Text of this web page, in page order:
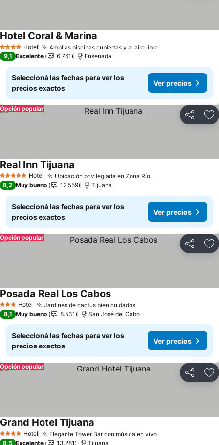
4 EstrellasHotel Amplias piscinas cubiertas y al aire libre
Hotel Coral & Marina
9,1 Excelente 6.761 Ensenada
Seleccioná las fechas para ver los
precios exactos
Ver precios
Compartir
Opción popular
5 Estrellas Hotel Ubicación privilegiada en Zona Río
Real Inn Tijuana
8,2 Muy bueno 12.559 Tijuana
Seleccioná las fechas para ver los
precios exactos
Ver precios
Compartir
Opción popular
3 Estrellas
Hotel Jardines de cactus bien cuidados
Posada Real Los Cabos
8,1 Muy bueno 8.531 San José del Cabo
Seleccioná las fechas para ver los
precios exactos
Ver precios
Compartir
Opción popular
4 EstrellasHotel Elegante Tower Bar con música en vivo
Grand Hotel Tijuana
8,5 Excelente 13.281 Tijuana